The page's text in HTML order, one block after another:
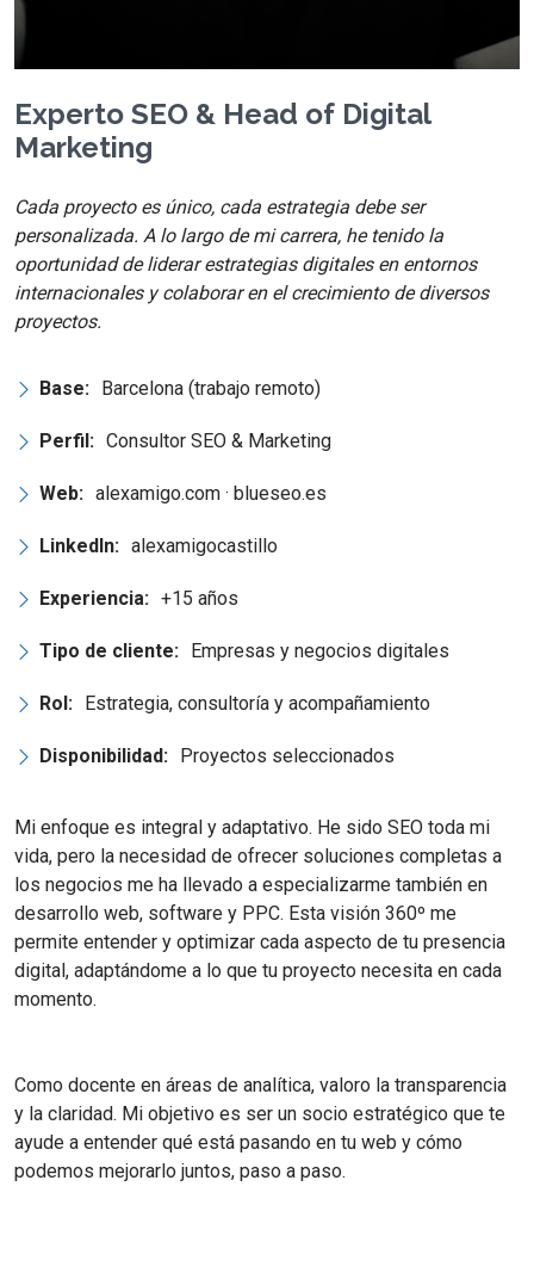
Experto SEO & Head of Digital
Marketing
Cada proyecto es único, cada estrategia debe ser
personalizada. A lo largo de mi carrera, he tenido la
oportunidad de liderar estrategias digitales en entornos
internacionales y colaborar en el crecimiento de diversos
proyectos.
Base: Barcelona (trabajo remoto)
Perfil: Consultor SEO & Marketing
Web: alexamigo.com · blueseo.es
LinkedIn: alexamigocastillo
Experiencia: +15 años
Tipo de cliente: Empresas y negocios digitales
Rol: Estrategia, consultoría y acompañamiento
Disponibilidad: Proyectos seleccionados
Mi enfoque es integral y adaptativo. He sido SEO toda mi
vida, pero la necesidad de ofrecer soluciones completas a
los negocios me ha llevado a especializarme también en
desarrollo web, software y PPC. Esta visión 360º me
permite entender y optimizar cada aspecto de tu presencia
digital, adaptándome a lo que tu proyecto necesita en cada
momento.
Como docente en áreas de analítica, valoro la transparencia
y la claridad. Mi objetivo es ser un socio estratégico que te
ayude a entender qué está pasando en tu web y cómo
podemos mejorarlo juntos, paso a paso.